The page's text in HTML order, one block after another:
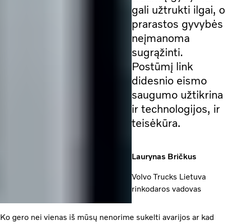
gali užtrukti ilgai, o
prarastos gyvybės
neįmanoma
sugrąžinti.
Postūmį link
didesnio eismo
saugumo užtikrina
ir technologijos, ir
teisėkūra.
Laurynas Bričkus
Volvo Trucks Lietuva
rinkodaros vadovas
Ko gero nei vienas iš mūsų nenorime sukelti avarijos ar kad